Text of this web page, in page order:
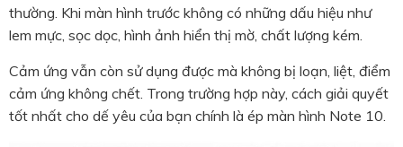
thường. Khi màn hình trước không có những dấu hiệu như
lem mực, sọc dọc, hình ảnh hiển thị mờ, chất lượng kém.
Cảm ứng vẫn còn sử dụng được mà không bị loạn, liệt, điểm
cảm ứng không chết. Trong trường hợp này, cách giải quyết
tốt nhất cho dế yêu của bạn chính là ép màn hình Note 10.